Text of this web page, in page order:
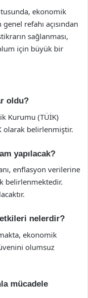
ekonomik
refahı açısından
sağlanması,
için büyük bir
oldu?
Kurumu (TÜİK)
olarak belirlenmiştir.
yapılacak?
enflasyon verilerine
belirlenmektedir.
nelerdir?
ekonomik
olumsuz
mücadele